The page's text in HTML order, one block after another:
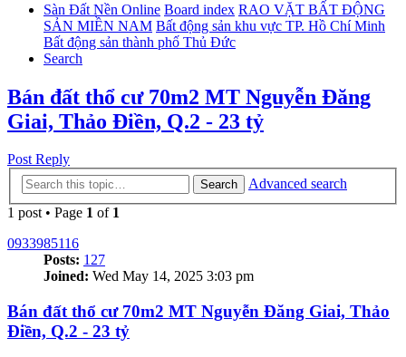
Sàn Đất Nền Online Board index RAO VẶT BẤT ĐỘNG
SẢN MIỀN NAM Bất động sản khu vực TP. Hồ Chí Minh
Bất động sản thành phố Thủ Đức
Search
Bán đất thổ cư 70m2 MT Nguyễn Đăng
Giai, Thảo Điền, Q.2 - 23 tỷ
Post Reply
Search
Advanced search
1 post • Page 1 of 1
0933985116
Posts: 127
Joined: Wed May 14, 2025 3:03 pm
Bán đất thổ cư 70m2 MT Nguyễn Đăng Giai, Thảo
Điền, Q.2 - 23 tỷ